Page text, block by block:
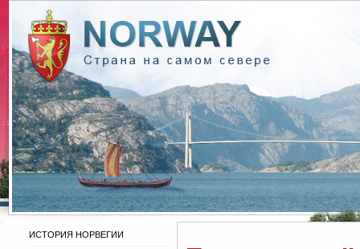
ИСТОРИЯ НОРВЕГИИ